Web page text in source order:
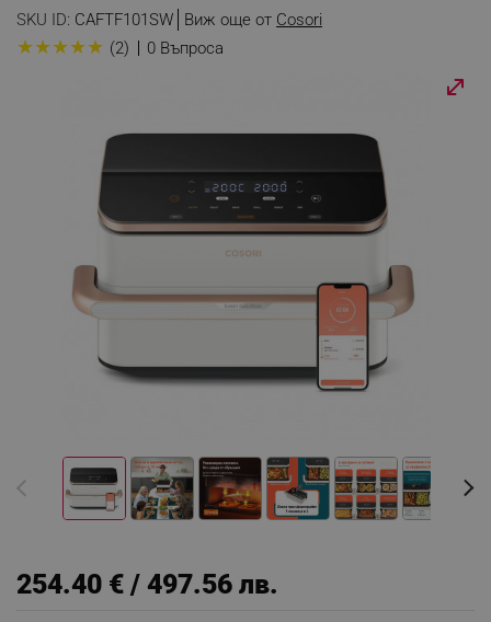
SKU ID: CAFTF101SW Виж още от Cosori
★★★★★ (2) 0 Въпроса
254.40 € / 497.56 лв.